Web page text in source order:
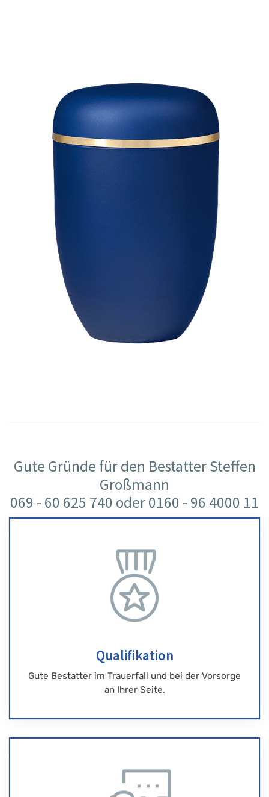
Gute Gründe für den Bestatter Steffen
Großmann
069 - 60 625 740 oder 0160 - 96 4000 11
Qualifikation
Gute Bestatter im Trauerfall und bei der Vorsorge
an Ihrer Seite.